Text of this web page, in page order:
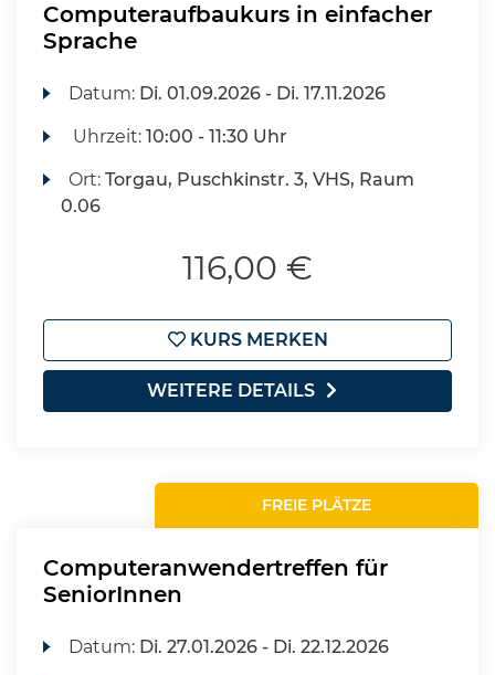
Computeraufbaukurs in einfacher
Sprache
Datum: Di. 01.09.2026 - Di. 17.11.2026
Uhrzeit:10:00 - 11:30 Uhr
Ort:Torgau, Puschkinstr. 3, VHS, Raum
0.06
116,00 €
KURS MERKEN
WEITERE DETAILS
FREIE PLÄTZE
Computeranwendertreffen für
SeniorInnen
Datum: Di. 27.01.2026 - Di. 22.12.2026